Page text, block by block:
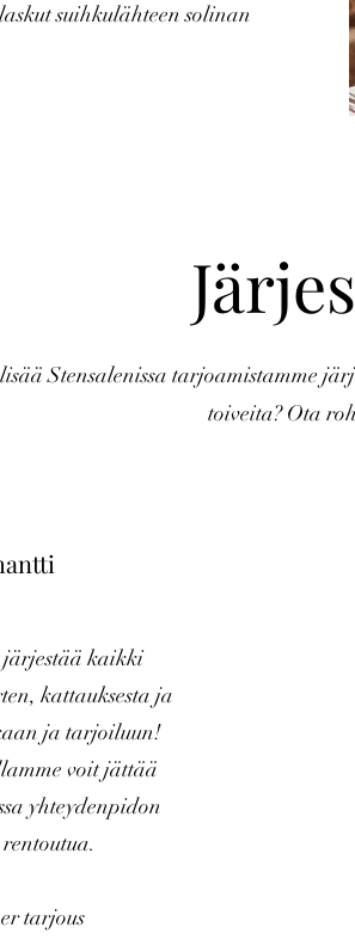
suihkulähteen solinan
Stensalenissa tarjoamistamme
toiveita? Ota
kaikki
kattauksesta ja
ja tarjoiluun!
voit jättää
yhteydenpidon
tarjous